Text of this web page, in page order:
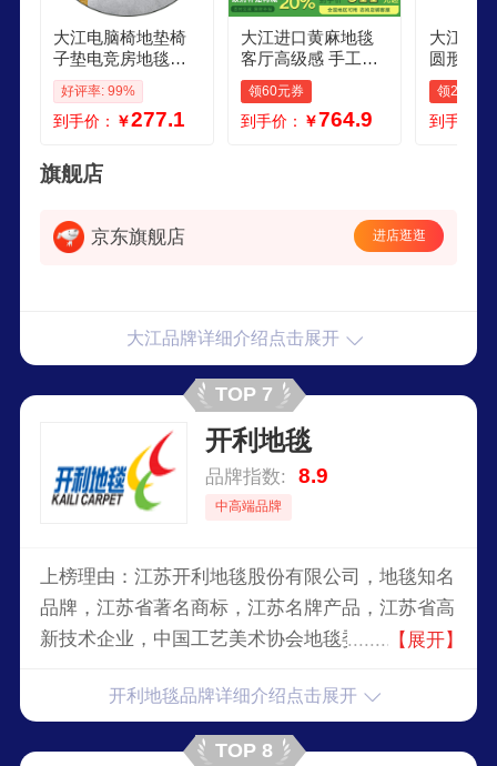
大江电脑椅地垫椅
子垫电竞房地毯卧
室隔音圆形电脑椅
地毯电竞椅地垫
好评率: 99%
到手价： ￥277.1
大江进口黄麻地毯
客厅高级感 手工编
织卧室地毯圆形防
猫抓120x120cm
领60元券
到手价： ￥764.9
大江米
圆形床
衣帽间
前
领25元券
到手价：
旗舰店
京东旗舰店 进店逛逛
大江品牌详细介绍点击展开
TOP 7
开利地毯
品牌指数: 8.9
中高端品牌
上榜理由：江苏开利地毯股份有限公司，地毯知名
品牌，江苏省著名商标，江苏名牌产品，江苏省高
新技术企业，中国工艺美术协会地毯委员会常务理
最具实力、最具规模的专业地毯制造商之一。
【展开】
开利地毯品牌详细介绍点击展开
TOP 8